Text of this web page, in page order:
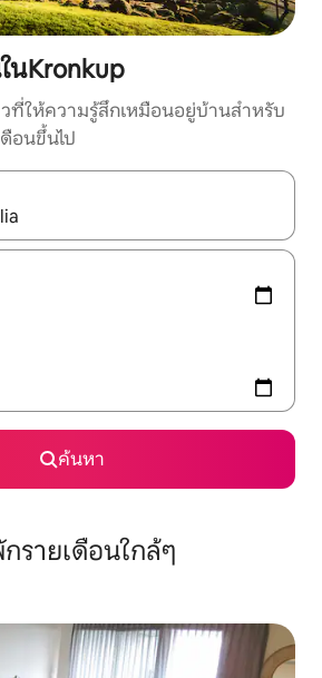
นKronkup
ให้ความรู้สึกเหมือนอยู่บ้านสำหรับ
อนขึ้นไป
การสัมผัสหรือปัด เพื่อสำรวจผลการค้นหา
ค้นหา
รายเดือนใกล้ๆ